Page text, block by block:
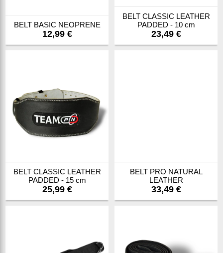
BELT BASIC NEOPRENE
12,99 €
BELT CLASSIC LEATHER
PADDED - 10 cm
23,49 €
BELT CLASSIC LEATHER
PADDED - 15 cm
25,99 €
BELT PRO NATURAL
LEATHER
33,49 €